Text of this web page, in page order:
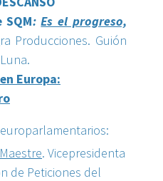
SQM:Es el progreso,
Producciones. Guión
Europa:
. Vicepresidenta
de Peticiones del